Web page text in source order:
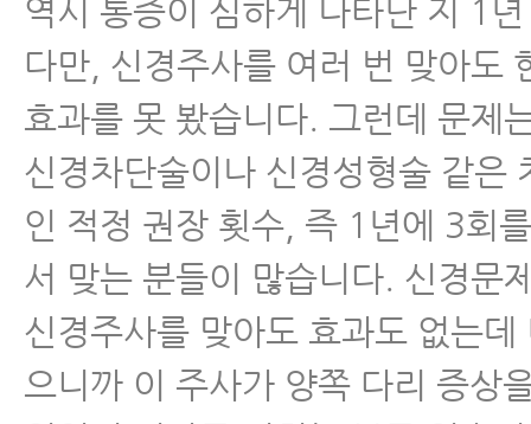
역시 통증이 심하게 나타난 지 1
다만, 신경주사를 여러 번 맞아도
효과를 못 봤습니다. 그런데 문제
신경차단술이나 신경성형술 같은
인 적정 권장 횟수, 즉 1년에 3회
서 맞는 분들이 많습니다. 신경문
신경주사를 맞아도 효과도 없는데
으니까 이 주사가 양쪽 다리 증상